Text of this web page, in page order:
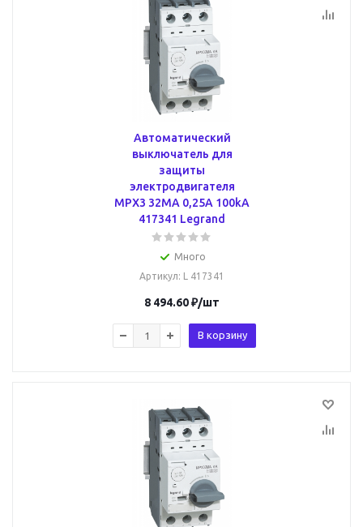
Автоматический
выключатель для
защиты
электродвигателя
MPX3 32MA 0,25A 100kA
417341 Legrand
Много
Артикул: L 417341
8 494.60₽/шт
В корзину